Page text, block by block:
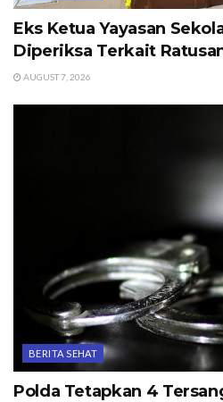
Eks Ketua Yayasan
Diperiksa Terkait
AUGUST 7, 2026
BERITA SEHAT
Polda Tetapkan 4